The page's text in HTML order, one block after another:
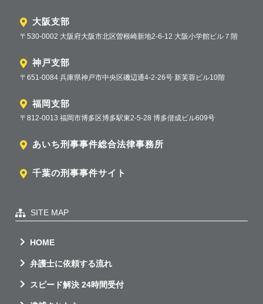
大阪支部
〒530-0002 大阪府大阪市北区曽根崎新地2-6-12 大阪小学館ビル７階
神戸支部
〒651-0084 兵庫県神戸市中央区磯辺通4-2-26号 新芙蓉ビル10階
福岡支部
〒812-0013 福岡市博多区博多駅東2-5-28 博多偕成ビル609号
あいち刑事事件総合法律事務所
千葉の刑事事件サイト
SITE MAP
HOME
弁護士に依頼する流れ
スピード解決 24時間受付